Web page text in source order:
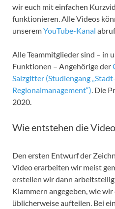
wir euch mit einfachen
funktionieren. Alle Videos
unseremYouTube-Kanal
Alle Teammitglieder sind – in
Funktionen – Angehörige der
Salzgitter (Studiengang
Regionalmanagement“). Die
2020.
Wie entstehen die
Den ersten Entwurf der
Video erarbeiten wir meist
erstellen wir dann
Klammern angegeben, wie
üblicherweise aufteilen. Bei